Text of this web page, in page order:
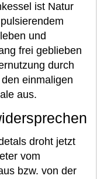
ist Natur
und
frei geblieben
durch
einmaligen
aus.
droht jetzt
vom
bzw. von der